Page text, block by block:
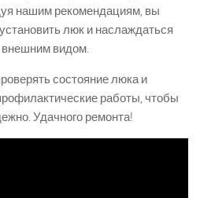
нашим рекомендациям, вы
люк и наслаждаться
внешним видом.
состояние люка и
работы, чтобы
Удачного ремонта!